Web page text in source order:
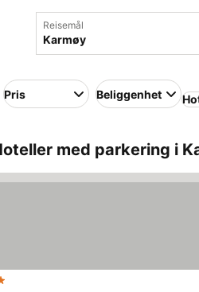
Reisemål
Pris Beliggenhet
med parkering i